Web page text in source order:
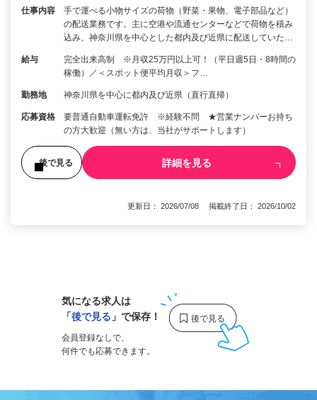
仕事内容
手で運べる小物サイズの荷物（野菜・果物、電子部品など）
の配送業務です。主に空港や流通センターなどで荷物を積み
込み、神奈川県を中心とした都内及び近県に配送していた…
給与
完全出来高制 ※月収25万円以上可！（平日週5日・8時間の
稼働）／＜スポット便平均月収＞フ…
勤務地 神奈川県を中心に都内及び近県（直行直帰）
応募資格
要普通自動車運転免許 ※経験不問 ★営業ナンバーお持ち
の方大歓迎（無い方は、当社がサポートします）
後で見る 詳細を見る
更新日： 2026/07/08 掲載終了日： 2026/10/02
気になる求人は
「後で見る 」で保存！
会員登録なしで、
何件でも応募できます。